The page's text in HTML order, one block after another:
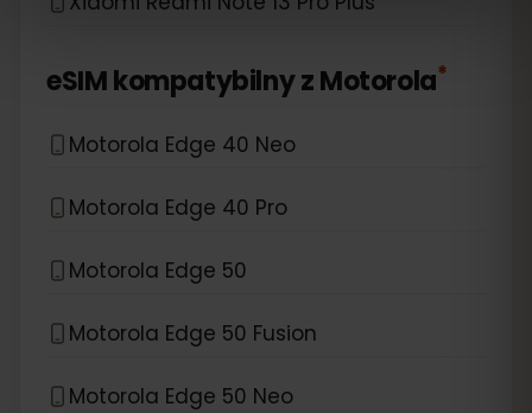
eSIM kompatybilny zMotorola*
Motorola Edge 40 Neo
Motorola Edge 40 Pro
Motorola Edge 50
Motorola Edge 50 Fusion
Motorola Edge 50 Neo